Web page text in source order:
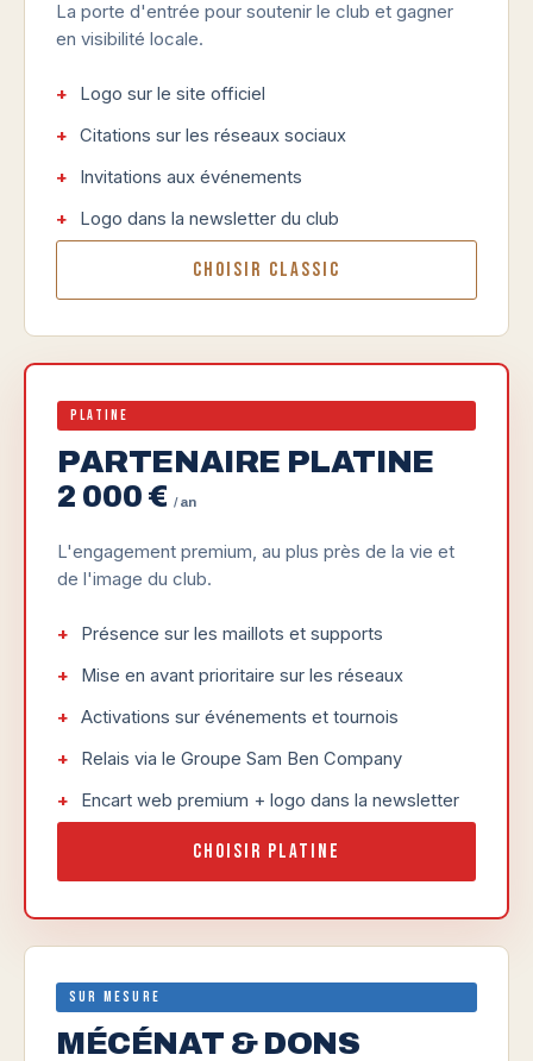
La porte d'entrée pour soutenir le club et gagner
en visibilité locale.
Logo sur le site officiel
Citations sur les réseaux sociaux
Invitations aux événements
Logo dans la newsletter du club
Choisir Classic
Platine
PARTENAIRE PLATINE
2 000 € / an
L'engagement premium, au plus près de la vie et
de l'image du club.
Présence sur les maillots et supports
Mise en avant prioritaire sur les réseaux
Activations sur événements et tournois
Relais via le Groupe Sam Ben Company
Encart web premium + logo dans la newsletter
Choisir Platine
Sur mesure
MÉCÉNAT & DONS